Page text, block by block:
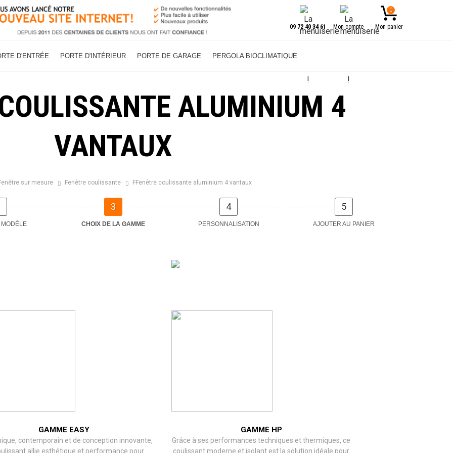
Mon panier
0
Mon compte
09 72 40 34 61
D'ENTRÉE PORTE D'INTÉRIEUR PORTE DE GARAGE PERGOLA BIOCLIMATIQUE
ALUMINIUM 4
VANTAUX
3
CHOIX DE LA GAMME
4
PERSONNALISATION
5
AJOUTER AU PANIER
GAMME EASY
contemporain et de conception innovante,
allie esthétique et performance pour
GAMME HP
Grâce à ses performances techniques et thermiques, ce
coulissant moderne et isolant est la solution idéale pour
sur mesure Fenêtre coulissante FFenêtre coulissante aluminium 4 vantaux